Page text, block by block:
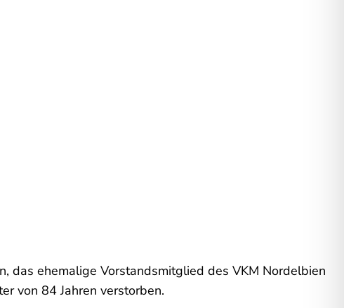
das ehemalige Vorstandsmitglied des VKM Nordelbien
von 84 Jahren verstorben.